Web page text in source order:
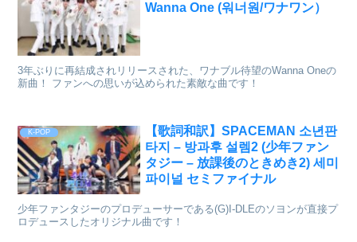
Wanna One (워너원/ワナワン）
3年ぶりに再結成されリリースされた、ワナブル待望のWanna Oneの
新曲！ ファンへの思いが込められた素敵な曲です！
K-POP
【歌詞和訳】SPACEMAN 소년판
타지 – 방과후 설렘2 (少年ファン
タジー – 放課後のときめき2) 세미
파이널 セミファイナル
少年ファンタジーのプロデューサーである(G)I-DLEのソヨンが直接プ
ロデュースしたオリジナル曲です！